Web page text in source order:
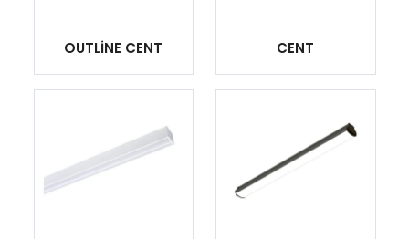
OUTLİNE CENT CENT